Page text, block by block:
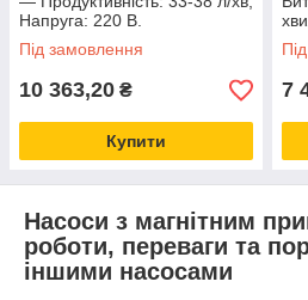
Напруга: 220 В.
Під замовлення
10 363,20 ₴
Купити
7
Насоси з магнітним
роботи, переваги та
іншими насосами